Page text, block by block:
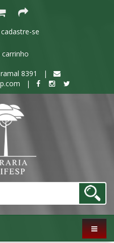
se
carrinho
ramal 8391 |
|